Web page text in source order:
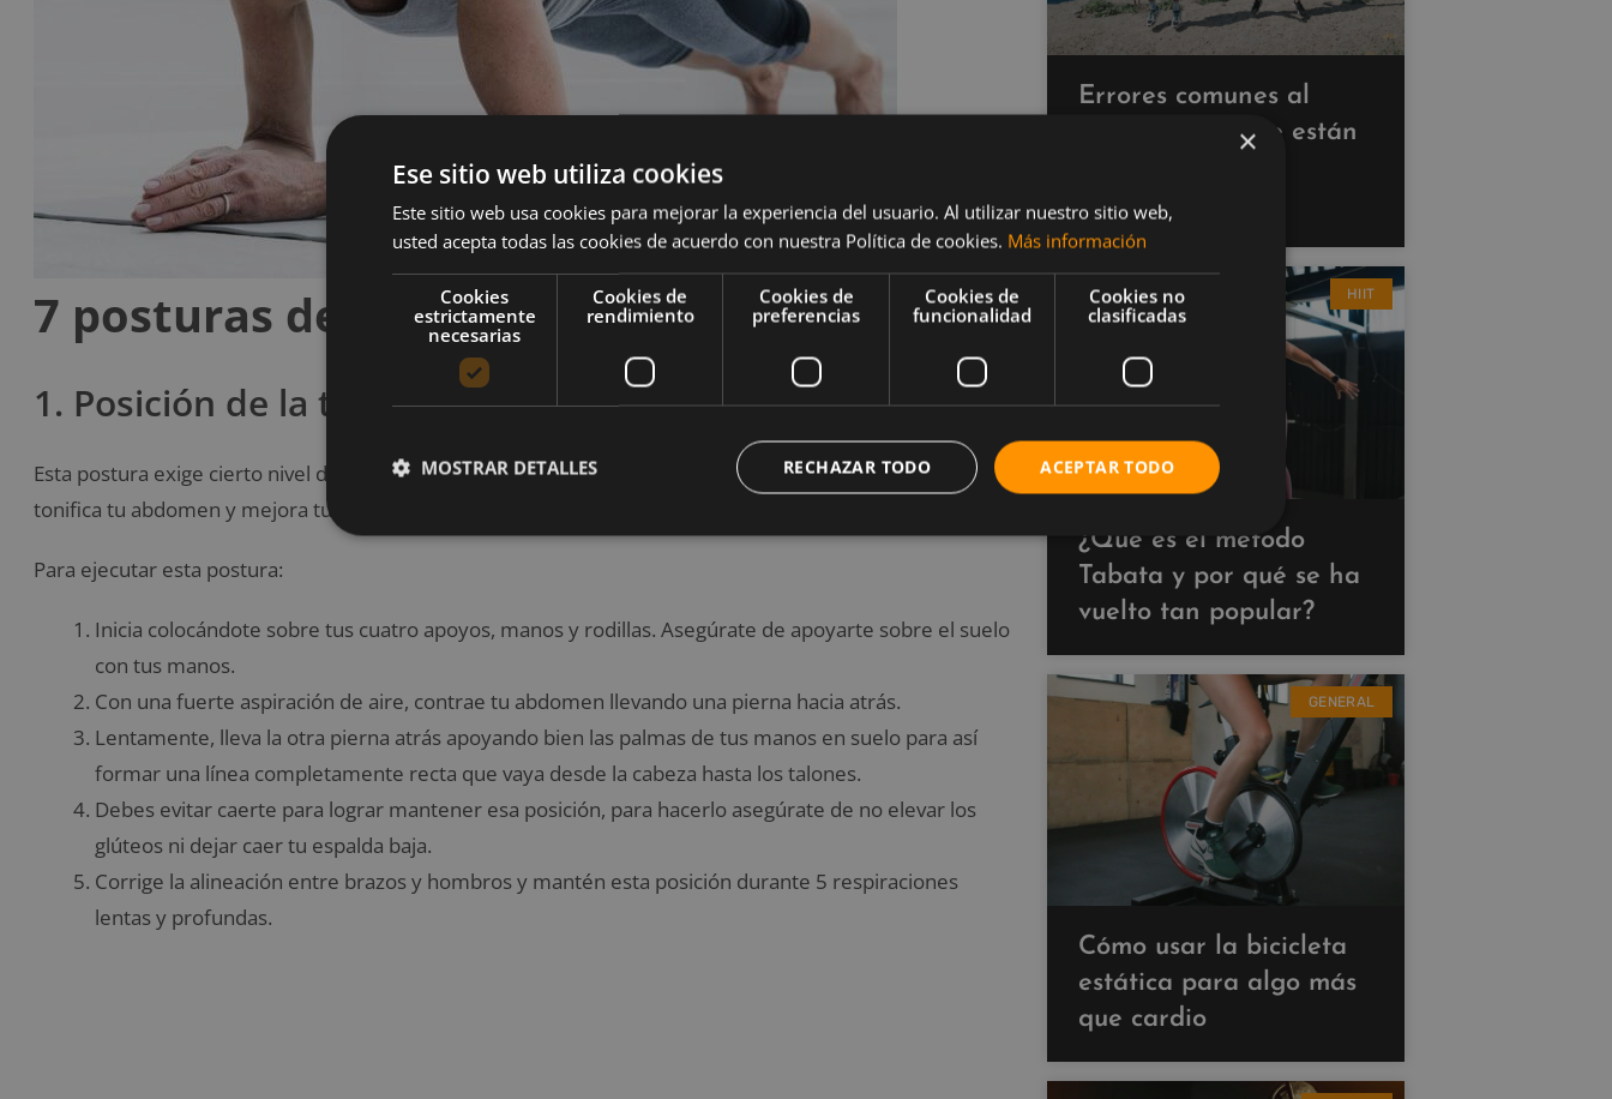
7 posturas de yoga que fortalecen el core
1. Posición de la tabla (Phalakasana)
Esta postura exige cierto nivel de fuerza, en especial en tus brazos y piernas. Reduce el dolor de espalda,
tonifica tu abdomen y mejora tu flexibilidad y tu ánimo.
Para ejecutar esta postura:
Inicia colocándote sobre tus cuatro apoyos, manos y rodillas. Asegúrate de apoyarte sobre el suelo
con tus manos.
Con una fuerte aspiración de aire, contrae tu abdomen llevando una pierna hacia atrás.
Lentamente, lleva la otra pierna atrás apoyando bien las palmas de tus manos en suelo para así
formar una línea completamente recta que vaya desde la cabeza hasta los talones.
Debes evitar caerte para lograr mantener esa posición, para hacerlo asegúrate de no elevar los
glúteos ni dejar caer tu espalda baja.
Corrige la alineación entre brazos y hombros y mantén esta posición durante 5 respiraciones
lentas y profundas.
Errores comunes al
hacer cardio que están
resultados
HIIT
¿Qué es el método
Tabata y por qué se ha
vuelto tan popular?
GENERAL
Cómo usar la bicicleta
estática para algo más
que cardio
×
Ese sitio web utiliza cookies
Este sitio web usa cookies para mejorar la experiencia del usuario. Al utilizar nuestro sitio web,
usted acepta todas las cookies de acuerdo con nuestra Política de cookies. Más información
Cookies
estrictamente
necesarias
Cookies de
rendimiento
Cookies de
preferencias
Cookies de
funcionalidad
Cookies no
clasificadas
ACEPTAR TODO
RECHAZAR TODO
MOSTRAR DETALLES